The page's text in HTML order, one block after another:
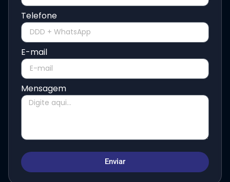
Telefone
E-mail
Mensagem
Enviar